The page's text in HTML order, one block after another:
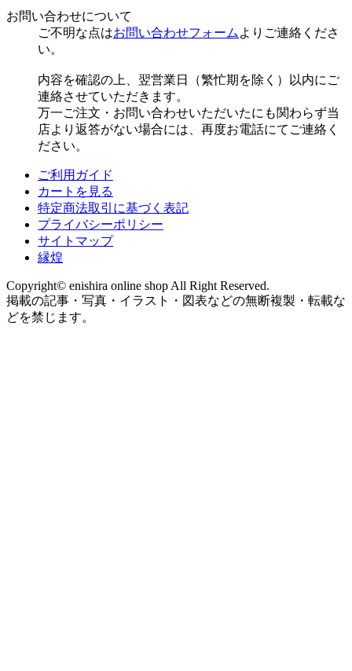
お問い合わせについて
ご不明な点はお問い合わせフォーム よりご連絡くださ
い。
内容を確認の上、翌営業日（繁忙期を除く）以内にご
連絡させていただきます。
万一ご注文・お問い合わせいただいたにも関わらず当
店より返答がない場合には、再度お電話にてご連絡く
ださい。
ご利用ガイド
カートを見る
特定商法取引に基づく表記
プライバシーポリシー
サイトマップ
縁煌
Copyright© enishira online shop All Right Reserved.
掲載の記事・写真・イラスト・図表などの無断複製・転載な
どを禁じます。